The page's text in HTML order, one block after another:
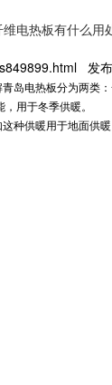
电热板有什么用
发
青岛电热板分为两类：
，用于冬季供暖。
种供暖用于地面供暖